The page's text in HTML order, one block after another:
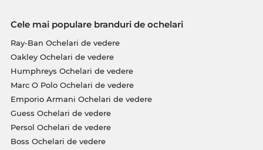
Cele mai populare branduri de ochelari
Ray-Ban Ochelari de vedere
Oakley Ochelari de vedere
Humphreys Ochelari de vedere
Marc O Polo Ochelari de vedere
Emporio Armani Ochelari de vedere
Guess Ochelari de vedere
Persol Ochelari de vedere
Boss Ochelari de vedere